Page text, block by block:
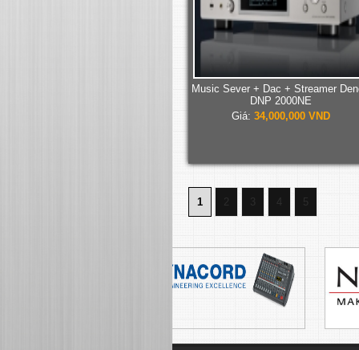
Music Sever + Dac + Streamer
DNP 2000NE
Giá: 34,000,000 VND
1 2 3 5